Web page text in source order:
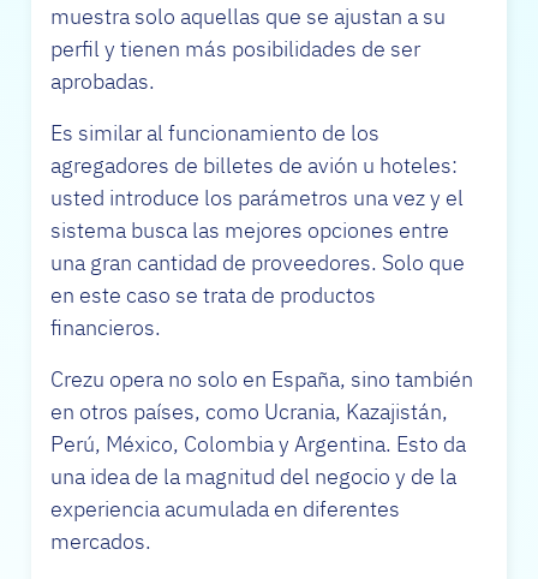
muestra solo aquellas que se ajustan a su
perfil y tienen más posibilidades de ser
aprobadas.
Es similar al funcionamiento de los
agregadores de billetes de avión u hoteles:
usted introduce los parámetros una vez y el
sistema busca las mejores opciones entre
una gran cantidad de proveedores. Solo que
en este caso se trata de productos
financieros.
Crezu opera no solo en España, sino también
en otros países, como Ucrania, Kazajistán,
Perú, México, Colombia y Argentina. Esto da
una idea de la magnitud del negocio y de la
experiencia acumulada en diferentes
mercados.